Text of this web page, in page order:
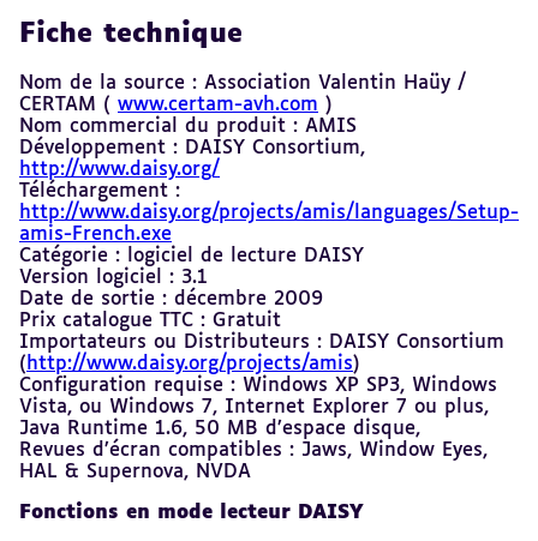
Fiche technique
Nom de la source : Association Valentin Haüy /
CERTAM ( www.certam-avh.com )
Nom commercial du produit : AMIS
Développement : DAISY Consortium,
http://www.daisy.org/
Téléchargement :
http://www.daisy.org/projects/amis/languages/Setup-
amis-French.exe
Catégorie : logiciel de lecture DAISY
Version logiciel : 3.1
Date de sortie : décembre 2009
Prix catalogue TTC : Gratuit
Importateurs ou Distributeurs : DAISY Consortium
( http://www.daisy.org/projects/amis)
Configuration requise : Windows XP SP3, Windows
Vista, ou Windows 7, Internet Explorer 7 ou plus,
Java Runtime 1.6, 50 MB d’espace disque,
Revues d’écran compatibles : Jaws, Window Eyes,
HAL & Supernova, NVDA
Fonctions en mode lecteur DAISY